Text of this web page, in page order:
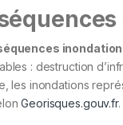
: destruction
les inondations
Georisques.gouv.fr.